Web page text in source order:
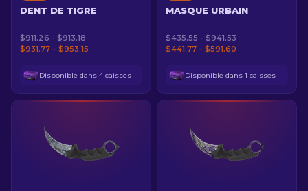
DENT DE TIGRE
$911.26 - $913.18
$931.77 – $953.15
Disponible dans 4 caisses
MASQUE URBAIN
$435.55 - $941.53
$441.77 – $591.60
Disponible dans 1 caisses